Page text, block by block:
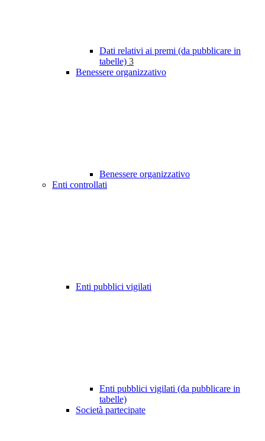
Dati relativi ai premi (da pubblicare in
tabelle) 3
Benessere organizzativo
Benessere organizzativo
Enti controllati
Enti pubblici vigilati
Enti pubblici vigilati (da pubblicare in
tabelle)
Società partecipate